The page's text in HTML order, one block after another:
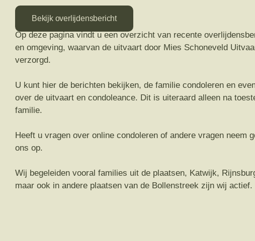
Bekijk overlijdensbericht
Op deze pagina vindt u een overzicht van recente
en omgeving, waarvan de uitvaart door Mies Schoneveld
verzorgd.
U kunt hier de berichten bekijken, de familie condoleren en
over de uitvaart en condoleance. Dit is uiteraard alleen na
familie.
Heeft u vragen over online condoleren of andere vragen neem
ons op.
Wij begeleiden vooral families uit de plaatsen, Katwijk,
maar ook in andere plaatsen van de Bollenstreek zijn wij actief.